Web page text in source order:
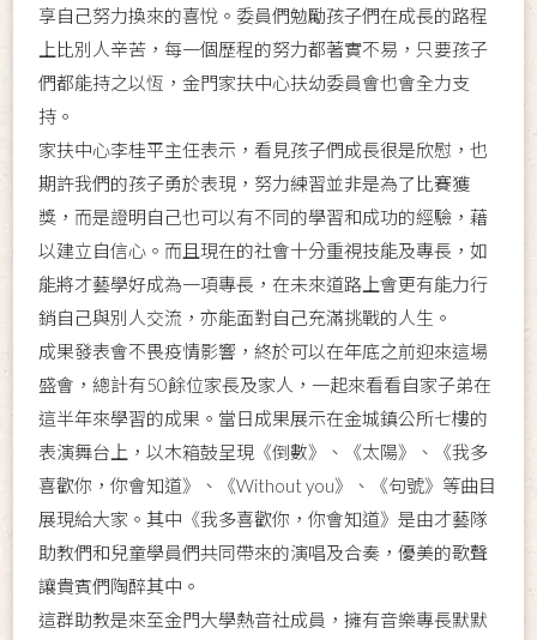
享自己努力換來的喜悅。委員們勉勵孩子們在成長的路程
上比別人辛苦，每一個歷程的努力都著實不易，只要孩子
們都能持之以恆，金門家扶中心扶幼委員會也會全力支
持。
家扶中心李桂平主任表示，看見孩子們成長很是欣慰，也
期許我們的孩子勇於表現，努力練習並非是為了比賽獲
獎，而是證明自己也可以有不同的學習和成功的經驗，藉
以建立自信心。而且現在的社會十分重視技能及專長，如
能將才藝學好成為一項專長，在未來道路上會更有能力行
銷自己與別人交流，亦能面對自己充滿挑戰的人生。
成果發表會不畏疫情影響，終於可以在年底之前迎來這場
盛會，總計有50餘位家長及家人，一起來看看自家子弟在
這半年來學習的成果。當日成果展示在金城鎮公所七樓的
表演舞台上，以木箱鼓呈現《倒數》、《太陽》、《我多
喜歡你，你會知道》、《Without you》、《句號》等曲目
展現給大家。其中《我多喜歡你，你會知道》是由才藝隊
助教們和兒童學員們共同帶來的演唱及合奏，優美的歌聲
讓貴賓們陶醉其中。
這群助教是來至金門大學熱音社成員，擁有音樂專長默默